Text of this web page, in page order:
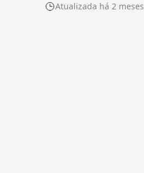
Atualizada há 2 meses